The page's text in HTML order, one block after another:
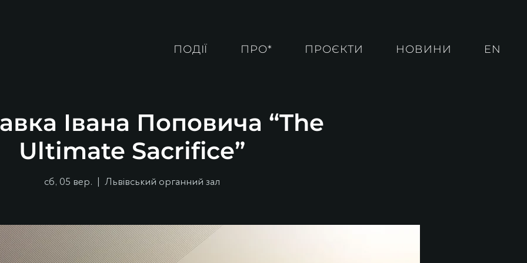
ПОДІЇ ПРО* ПРОЄКТИ НОВИНИ EN
Івана Поповича “The
Ultimate Sacrifice”
сб, 05 вер.
  |
Львівський органний зал